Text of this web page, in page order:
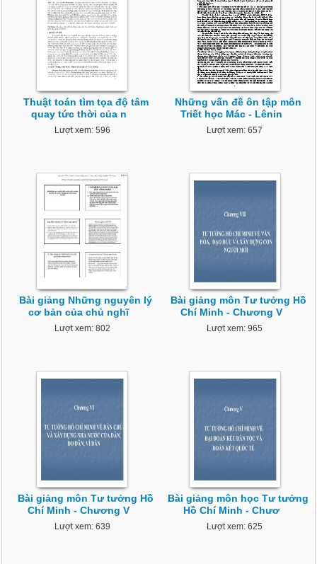
Thuật toán tìm tọa độ tâm
quay tức thời của n
Lượt xem: 596
Những vấn đề ôn tập môn
Triết học Mác - Lênin
Lượt xem: 657
Bài giảng Những nguyên lý
cơ bản của chủ nghĩ
Lượt xem: 802
Bài giảng môn Tư tưởng Hồ
Chí Minh - Chương V
Lượt xem: 965
Bài giảng môn Tư tưởng Hồ
Chí Minh - Chương V
Lượt xem: 639
Bài giảng môn học Tư tưởng
Hồ Chí Minh - Chươ
Lượt xem: 625